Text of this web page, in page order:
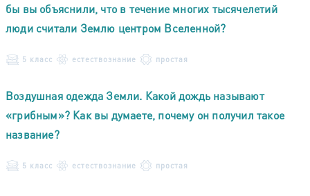
бы вы объяснили, что в течение многих тысячелетий
люди считали Землю центром Вселенной?
5 класс естествознание простая
Воздушная одежда Земли. Какой дождь называют
«грибным»? Как вы думаете, почему он получил такое
название?
5 класс естествознание простая